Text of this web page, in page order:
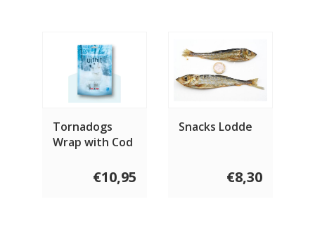
Tornadogs
Wrap with Cod
€10,95
Snacks Lodde
€8,30